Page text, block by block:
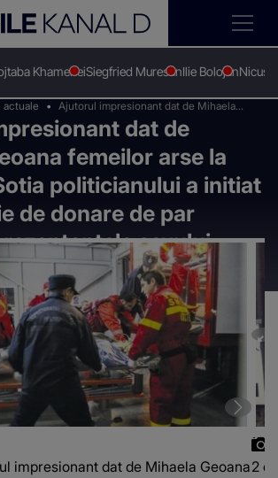
KhameneiSiegfried MuresanIlie Bolojan
actuale
Ajutorul impresionant dat de Mihaela
Geoana femeilor arse la Colectiv! Sotia
politicianului a initiat o campanie de
donare de par pentru reprezentantele
sexului frumos afectate in zona capilara!
dat de
femeilor arse la
politicianului a initiat
de donare de par
sexului
in zona capilara!
impresionant dat de Mihaela Geoana2